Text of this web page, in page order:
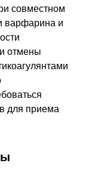
совместном
варфарина и
отмены
для приема